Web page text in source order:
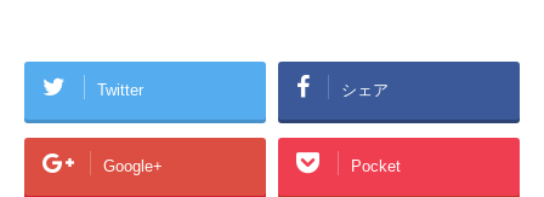
Twitter シェア
Google+ Pocket